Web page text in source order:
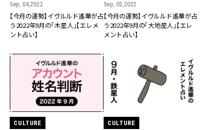
Sep, 04,2022
【今月の運勢】イヴルルド遙華が占
う2022年9月の「木星人」【エレメ
ント占い】
Sep, 03,2022
【今月の運勢】イヴルルド遙華が占
う2022年9月の「大地星人」【エレ
メント占い】
CULTURE CULTURE